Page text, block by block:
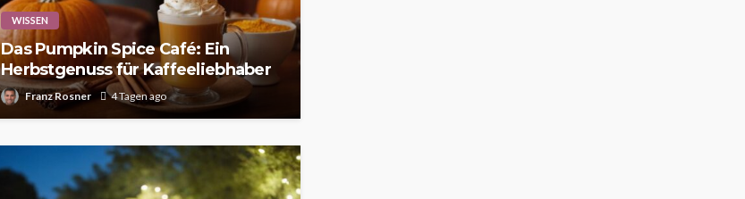
WISSEN
Das Pumpkin Spice Café: Ein
Herbstgenuss für Kaffeeliebhaber
Franz Rosner 4 Tagen ago